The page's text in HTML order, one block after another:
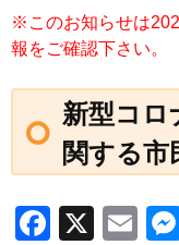
※このお知らせは
報をご確認下さい。
新型コロ
関する市
F
X
E